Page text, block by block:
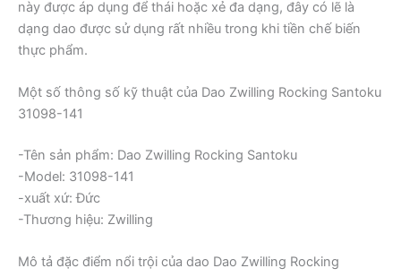
này được áp dụng để thái hoặc xẻ đa dạng, đây có lẽ là
dạng dao được sử dụng rất nhiều trong khi tiền chế biến
thực phẩm.
Một số thông số kỹ thuật của Dao Zwilling Rocking Santoku
31098-141
-Tên sản phẩm: Dao Zwilling Rocking Santoku
-Model: 31098-141
-xuất xứ: Đức
-Thương hiệu: Zwilling
Mô tả đặc điểm nổi trội của dao Dao Zwilling Rocking